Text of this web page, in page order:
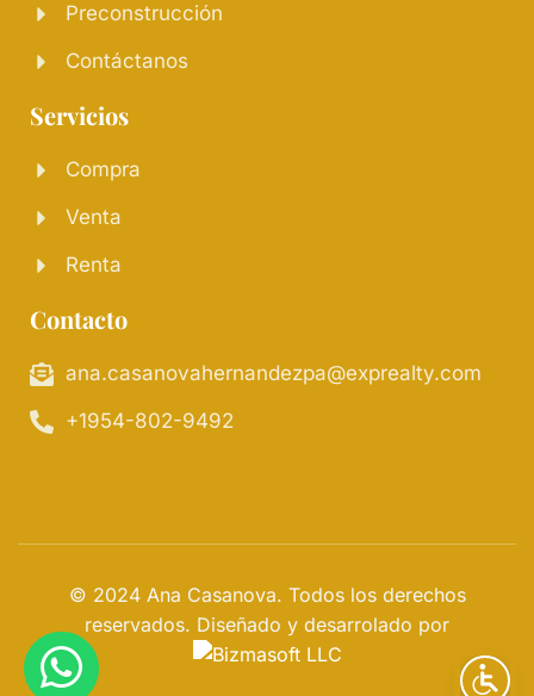
Preconstrucción
Contáctanos
Servicios
Compra
Venta
Renta
Contacto
ana.casanovahernandezpa@exprealty.com
+1954-802-9492
© 2024 Ana Casanova. Todos los derechos
reservados. Diseñado y desarrolado por